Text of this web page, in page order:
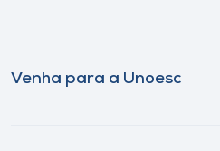
Venha para a Unoesc